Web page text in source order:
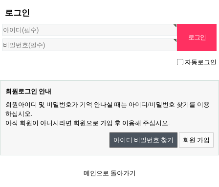
로그인
자동로그인
회원로그인 안내
회원아이디 및 비밀번호가 기억 안나실 때는 아이디/비밀번호 찾기를 이용
하십시오.
아직 회원이 아니시라면 회원으로 가입 후 이용해 주십시오.
아이디 비밀번호 찾기 회원 가입
메인으로 돌아가기